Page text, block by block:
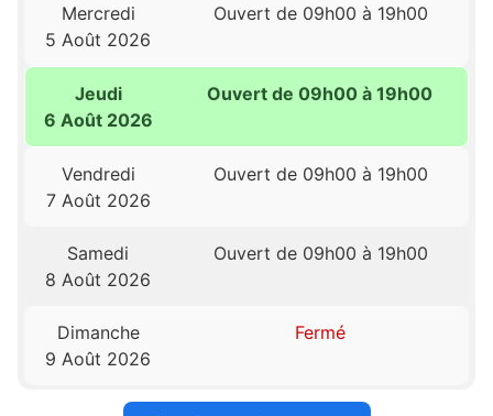
Mercredi
5 Août 2026
Ouvert de 09h00 à 19h00
Jeudi
6 Août 2026
Ouvert de 09h00 à 19h00
Vendredi
7 Août 2026
Ouvert de 09h00 à 19h00
Samedi
8 Août 2026
Ouvert de 09h00 à 19h00
Dimanche
9 Août 2026
Fermé